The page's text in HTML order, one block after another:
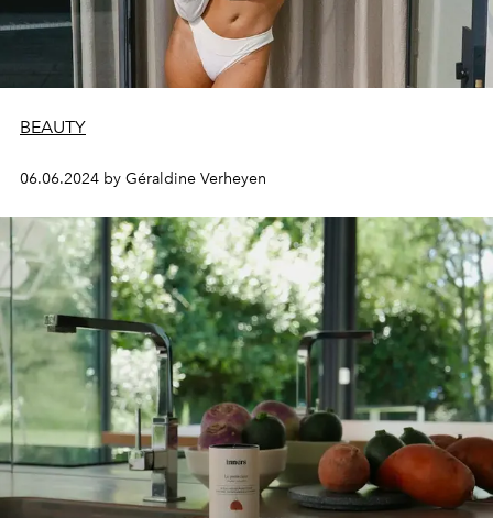
BEAUTY
06.06.2024 by Géraldine Verheyen